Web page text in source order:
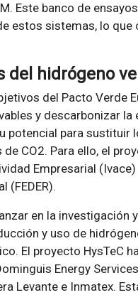
Este banco de
estos sistemas, lo
del hidrógeno
del Pacto Verde
y descarbonizar
potencial para
CO2. Para ello, el
Empresarial (Ivace)
(FEDER).
en la investigación
y uso de
El proyecto HysTeC
Energy
Levante e Inmatex.